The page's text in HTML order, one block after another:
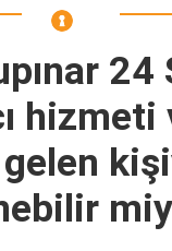
24
hizmeti